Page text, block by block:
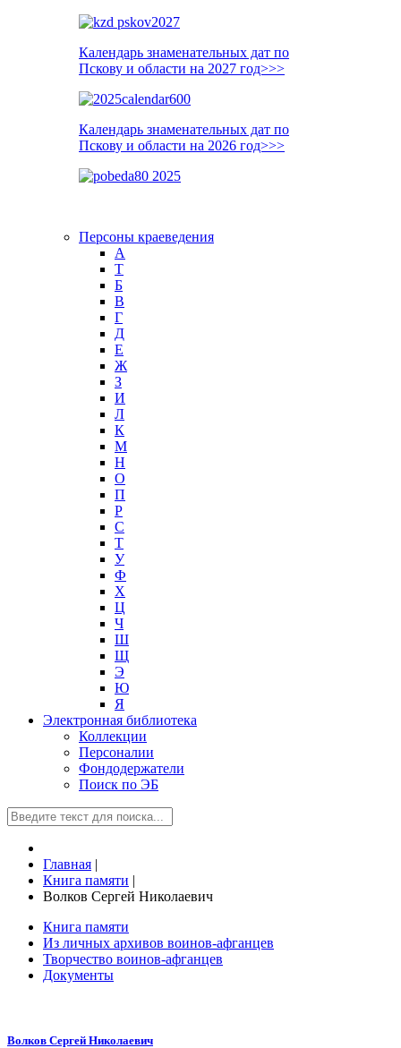
Календарь знаменательных дат по
Пскову и области на 2027 год>>>
Календарь знаменательных дат по
Пскову и области на 2026 год>>>
Персоны краеведения
А
T
Б
В
Г
Д
Е
Ж
З
И
Л
К
М
Н
О
П
Р
С
Т
У
Ф
Х
Ц
Ч
Ш
Щ
Э
Ю
Я
Электронная библиотека
Коллекции
Персоналии
Фондодержатели
Поиск по ЭБ
Главная |
Книга памяти |
Волков Сергей Николаевич
Книга памяти
Из личных архивов воинов-афганцев
Творчество воинов-афганцев
Документы
Волков Сергей Николаевич